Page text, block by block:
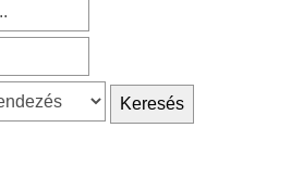
Keresés